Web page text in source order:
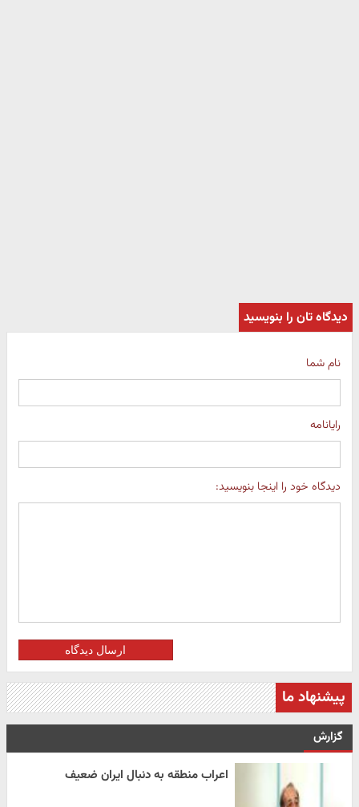
دیدگاه تان را بنویسید
نام شما
رایانامه
دیدگاه خود را اینجا بنویسید:
ارسال دیدگاه
پیشنهاد ما
گزارش
اعراب منطقه به دنبال ایران ضعیف